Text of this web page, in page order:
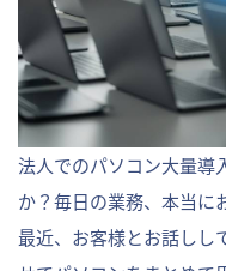
法人でのパソコン大量導
か？毎日の業務、本当に
最近、お客様とお話しし